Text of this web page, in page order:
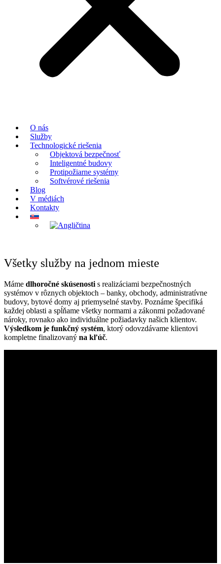
O nás
Služby
Technologické riešenia
Objektová bezpečnosť
Inteligentné budovy
Protipožiarne systémy
Softvérové riešenia
Blog
V médiách
Kontakty
Všetky služby na jednom mieste
Máme dlhoročné skúsenosti s realizáciami bezpečnostných
systémov v rôznych objektoch – banky, obchody, administratívne
budovy, bytové domy aj priemyselné stavby. Poznáme špecifiká
každej oblasti a spĺňame všetky normami a zákonmi požadované
nároky, rovnako ako individuálne požiadavky našich klientov.
Výsledkom je funkčný systém, ktorý odovzdávame klientovi
kompletne finalizovaný na kľúč.